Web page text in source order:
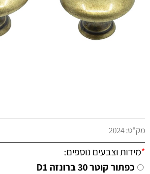
מק"ט:2024
*מידות וצבעים נוספים:
כפתור קוטר 30 ברונזה D1